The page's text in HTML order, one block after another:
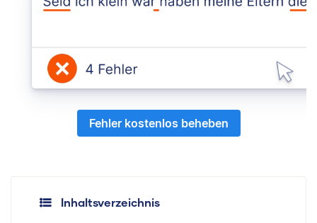
Fehler kostenlos beheben
Inhaltsverzeichnis